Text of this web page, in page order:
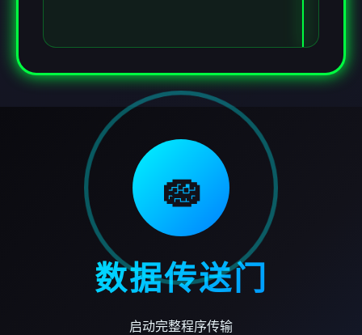
🧽
数据传送门
启动完整程序传输